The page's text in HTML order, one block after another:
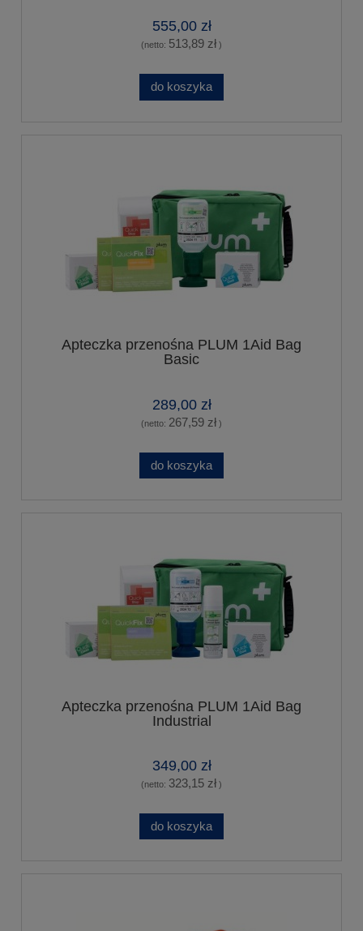
555,00 zł
(netto: 513,89 zł )
do koszyka
Apteczka przenośna PLUM 1Aid Bag
Basic
289,00 zł
(netto: 267,59 zł )
do koszyka
Apteczka przenośna PLUM 1Aid Bag
Industrial
349,00 zł
(netto: 323,15 zł )
do koszyka